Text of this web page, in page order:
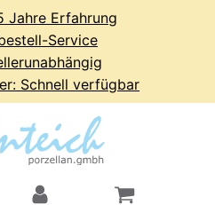
Jahre Erfahrung
Service
Schnell verfügbar